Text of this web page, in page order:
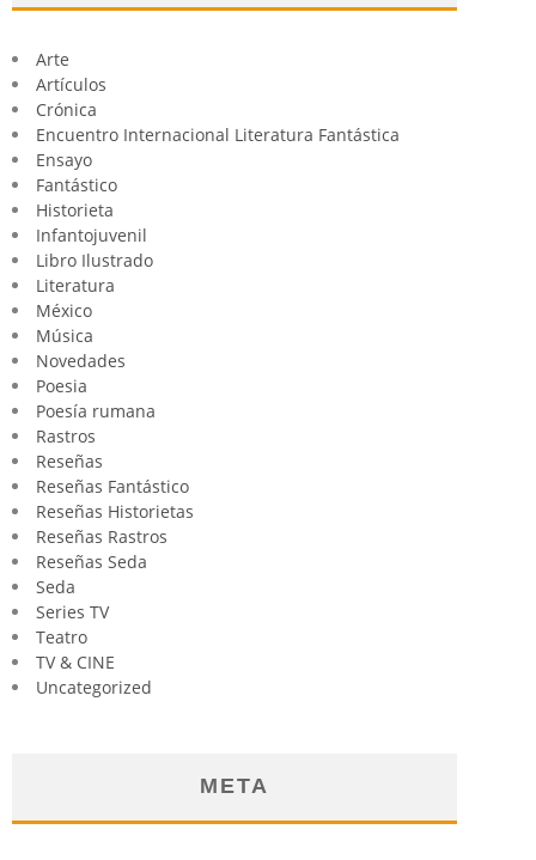
Arte
Artículos
Crónica
Encuentro Internacional Literatura Fantástica
Ensayo
Fantástico
Historieta
Infantojuvenil
Libro Ilustrado
Literatura
México
Música
Novedades
Poesia
Poesía rumana
Rastros
Reseñas
Reseñas Fantástico
Reseñas Historietas
Reseñas Rastros
Reseñas Seda
Seda
Series TV
Teatro
TV & CINE
Uncategorized
META